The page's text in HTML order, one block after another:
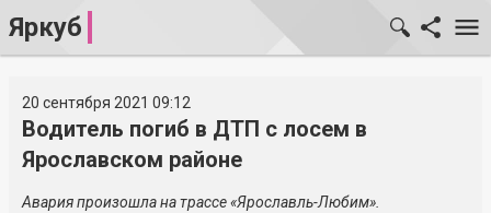
Яркуб
20 сентября 2021 09:12
Водитель погиб в ДТП с лосем в
Ярославском районе
Авария произошла на трассе«Ярославль-Любим»